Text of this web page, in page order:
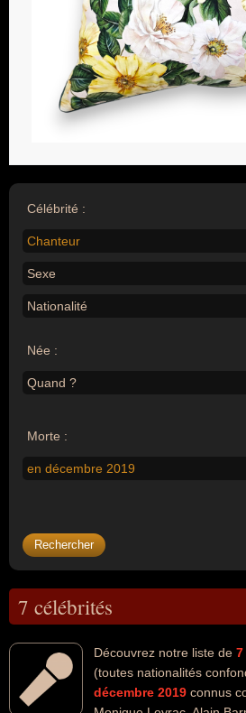
Célébrité :
Chanteur
Sexe
Nationalité
Née :
Quand ?
Morte :
en décembre 2019
7 célébrités
Découvrez notre liste de 7
(toutes nationalités
décembre 2019 connus